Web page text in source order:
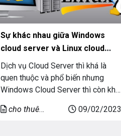
Sự khác nhau giữa Windows
cloud server và Linux cloud
server
Dịch vụ Cloud Server thì khá là
quen thuộc và phổ biến nhưng
Windows Cloud Server thì còn khá
Công Nghệ VNSO sẽ giúp bạn hiểu
cho thuê
09/02/2023